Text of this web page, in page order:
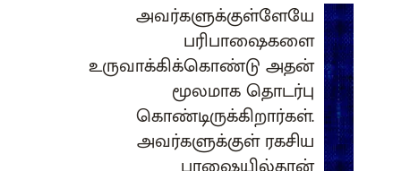
அவர்களுக்குள்ளேயே
பரிபாஷைகளை
உருவாக்கிக்கொண்டு அதன்
மூலமாக தொடர்பு
கொண்டிருக்கிறார்கள்.
அவர்களுக்குள் ரகசிய